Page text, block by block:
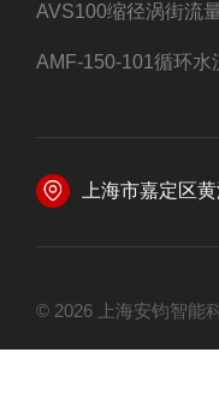
AVS100缩径涡街流
上海市嘉定区
© 2026 上海安钧智能